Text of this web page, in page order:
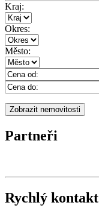
Kraj:
Okres:
Město:
Partneři
Rychlý kontakt